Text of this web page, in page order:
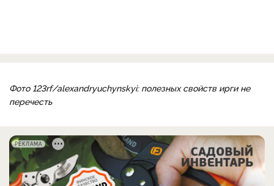
Фото 123rf/alexandryuchynskyi: полезных свойств ирги не
перечесть
РЕКЛАМА